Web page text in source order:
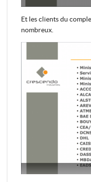
Et les clients du
nombreux.